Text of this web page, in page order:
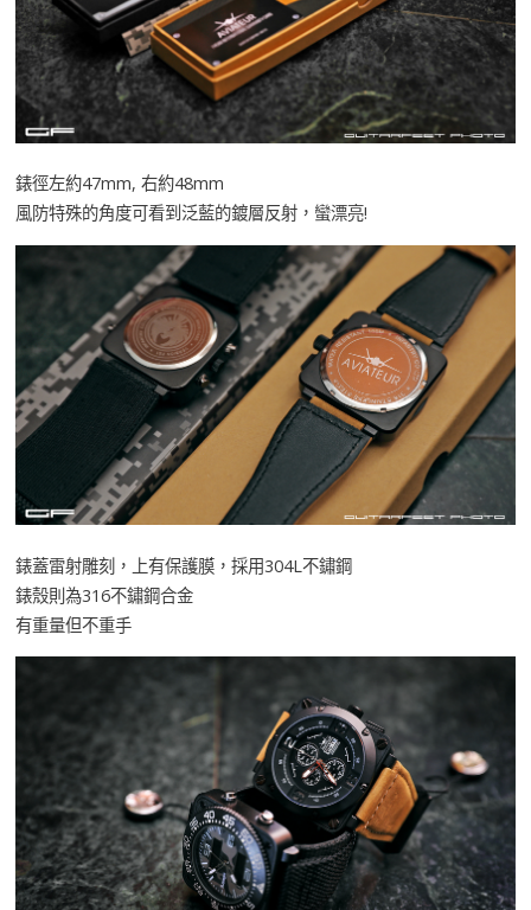
錶徑左約47mm, 右約48mm
風防特殊的角度可看到泛藍的鍍層反射，蠻漂亮!
錶蓋雷射雕刻，上有保護膜，採用304L不鏽鋼
錶殼則為316不鏽鋼合金
有重量但不重手